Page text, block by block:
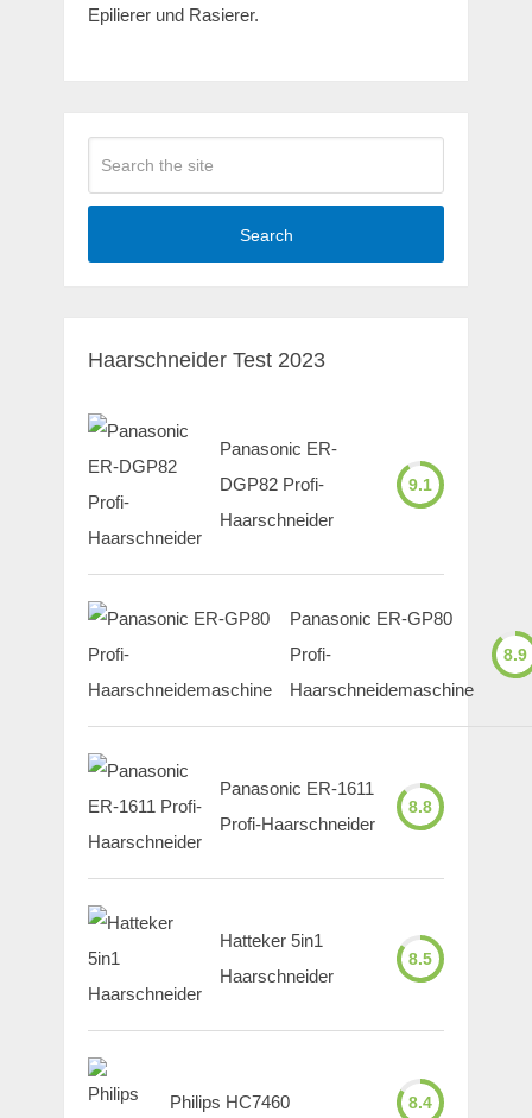
Epilierer und Rasierer.
Search
Haarschneider Test 2023
Panasonic ER-
DGP82 Profi-
Haarschneider
9.1
Panasonic ER-GP80
Profi-
Haarschneidemaschine
8.9
Panasonic ER-1611
Profi-Haarschneider
8.8
Hatteker 5in1
Haarschneider
8.5
Philips HC7460 8.4